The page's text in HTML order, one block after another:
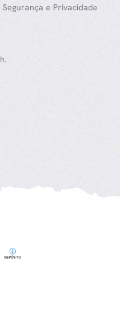
Segurança e Privacidade